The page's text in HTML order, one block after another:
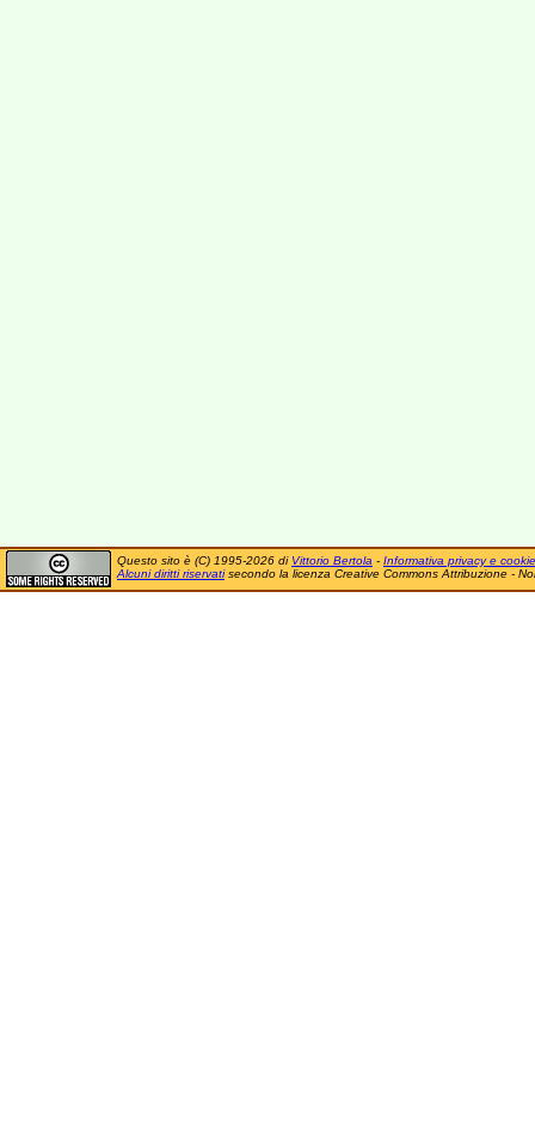
Questo sito è (C) 1995-2026 di Vittorio Bertola - Informativa privacy e cookie
Alcuni diritti riservatisecondo la licenza Creative Commons Attribuzione -